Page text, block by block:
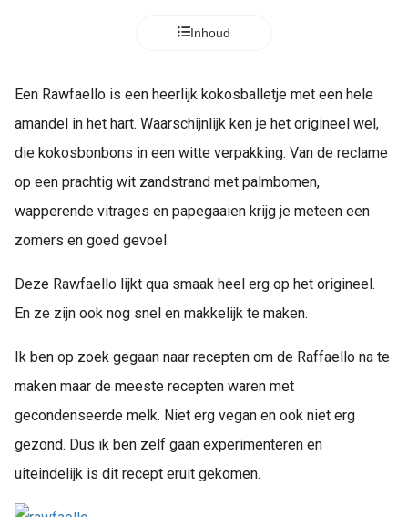
Inhoud
Een Rawfaello is een heerlijk kokosballetje met een hele
amandel in het hart. Waarschijnlijk ken je het origineel wel,
die kokosbonbons in een witte verpakking. Van de reclame
op een prachtig wit zandstrand met palmbomen,
wapperende vitrages en papegaaien krijg je meteen een
zomers en goed gevoel.
Deze Rawfaello lijkt qua smaak heel erg op het origineel.
En ze zijn ook nog snel en makkelijk te maken.
Ik ben op zoek gegaan naar recepten om de Raffaello na te
maken maar de meeste recepten waren met
gecondenseerde melk. Niet erg vegan en ook niet erg
gezond. Dus ik ben zelf gaan experimenteren en
uiteindelijk is dit recept eruit gekomen.